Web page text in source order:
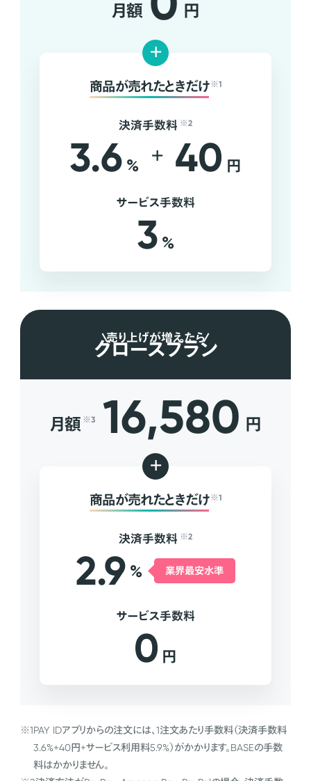
月額 円
+
商品が売れたときだけ ※1
決済手数料 ※2
3.6 % + 40 円
サービス手数料
3 %
売り上げが増えたら
グロースプラン
月額 ※3 16,580 円
+
商品が売れたときだけ ※1
決済手数料 ※2
2.9 % 業界最安水準
サービス手数料
0 円
※1PAY IDアプリからの注文には、1注文あたり手数料（決済手数料
3.6%+40円+サービス利用料5.9%）がかかります。BASEの手数
料はかかりません。